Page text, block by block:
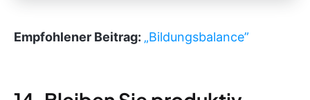
Empfohlener Beitrag: „Bildungsbalance”